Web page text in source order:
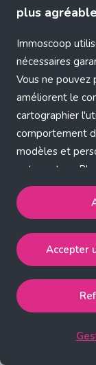
plus
Immoscoop
nécessaires
Vous ne pouvez
améliorent le
cartographier
comportement
modèles et
entre autres.
Cliquez sur
Notre politique
Accepter tous
strictement
publicité ciblée.
Accepter
les cookies
Accepter
Application error: a
browser console for